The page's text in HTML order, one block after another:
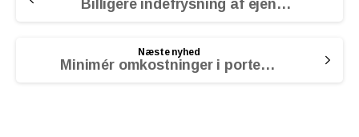
Billigere indefrysning af ejendomsskat
Næste nyhed
Minimér omkostninger i porteføljen